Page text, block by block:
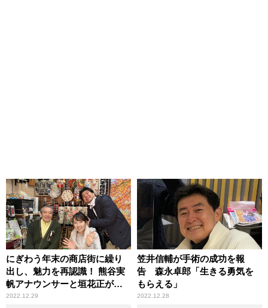
にぎわう年末の商店街に繰り
出し、魅力を再認識！ 熊谷実
帆アナウンサーと垣花正がレ
ポート
2022.12.29
笠井信輔が手術の成功を報
告 森永卓郎「生きる勇気を
もらえる」
2022.12.28